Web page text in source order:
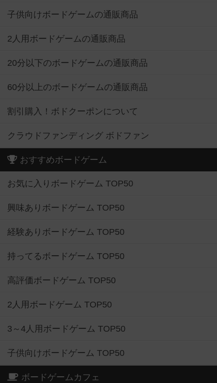
子供向けボードゲームの通販商品
2人用ボードゲームの通販商品
20分以下のボードゲームの通販商品
60分以上のボードゲームの通販商品
割引購入！ボドクーポンについて
クラウドファンディング ボドファン
おすすめボードゲーム
お気に入りボードゲーム TOP50
興味ありボードゲーム TOP50
経験ありボードゲーム TOP50
持ってるボードゲーム TOP50
高評価ボードゲーム TOP50
2人用ボードゲーム TOP50
3～4人用ボードゲーム TOP50
子供向けボードゲーム TOP50
ボードゲームカフェ